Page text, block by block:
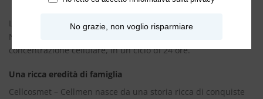
L’uso quotidiano delle creme Preventive Day e Preventive
Night consente di apportare all’epidermide l’ottimale
concentrazione cellulare, in un ciclo di 24 ore.
Una ricca eredità di famiglia
Cellcosmet – Cellmen nasce da una storia ricca di conquiste
No grazie, non voglio risparmiare